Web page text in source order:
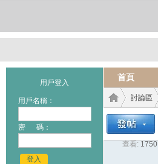
用戶登入
用戶名稱：
密 碼：
登入
首頁
討論區
›
查看: 1750